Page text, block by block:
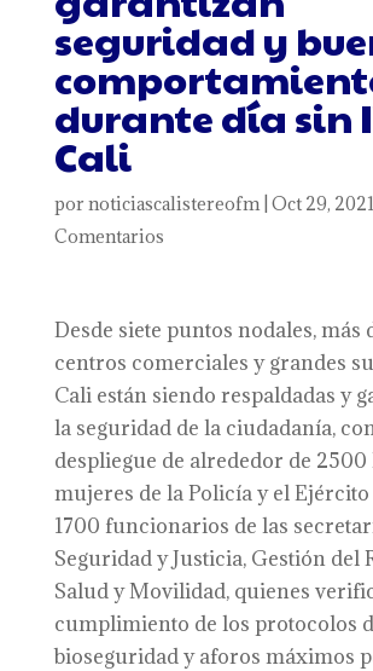
seguridad y
durante día sin
Cali
por noticiascalistereofm| Oct 29, 2021
Comentarios
Desde siete puntos nodales, más
centros comerciales y grandes
Cali están siendo respaldadas y
la seguridad de la ciudadanía,
despliegue de alrededor de
mujeres de la Policía y el
1700 funcionarios de las
Seguridad y Justicia, Gestión del
Salud y Movilidad, quienes
cumplimiento de los protocolos
bioseguridad y aforos máximos